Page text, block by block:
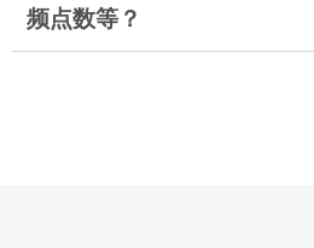
频点数等？